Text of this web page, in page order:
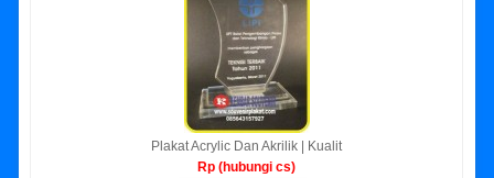
Plakat Acrylic Dan Akrilik | Kualit
Rp (hubungi cs)